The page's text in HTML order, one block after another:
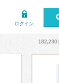
ログイン
182,230